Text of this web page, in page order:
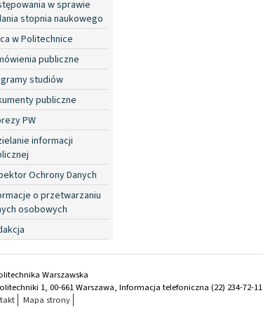
w sprawie
stopnia naukowego
w Politechnice
publiczne
studiów
publiczne
PW
informacji
Ochrony Danych
o przetwarzaniu
osobowych
Warszawska
1, 00-661 Warszawa, Informacja telefoniczna (22) 234-72-11
Mapa strony